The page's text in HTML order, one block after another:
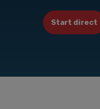
Start direct